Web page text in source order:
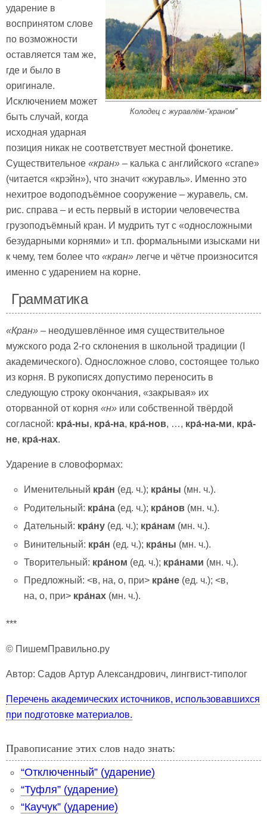
Колодец с журавлём-“краном”
ударение в
воспринятом слове
по возможности
оставляется там же,
где и было в
оригинале.
Исключением может
быть случай, когда
исходная ударная
позиция никак не соответствует местной фонетике.
Существительное «кран» – калька с английского «crane»
(читается «крэйн»), что значит «журавль». Именно это
нехитрое водоподъёмное сооружение – журавель, см.
рис. справа – и есть первый в истории человечества
грузоподъёмный кран. И мудрить тут с «односложными
безударными корнями» и т.п. формальными изысками ни
к чему, тем более что «кран» легче и чётче произносится
именно с ударением на корне.
Грамматика
«Кран» – неодушевлённое имя существительное
мужского рода 2-го склонения в школьной традиции (I
академического). Односложное слово, состоящее только
из корня. В рукописях допустимо переносить в
следующую строку окончания, «закрывая» их
оторванной от корня «н» или собственной твёрдой
согласной: кра́-ны, кра́-на, кра́-нов, …, кра́-на-ми, кра́-
не, кра́-нах.
Ударение в словоформах:
Именительный кра́н (ед. ч.); кра́ны (мн. ч.).
Родительный: кра́на (ед. ч.); кра́нов (мн. ч.).
Дательный: кра́ну (ед. ч.); кра́нам (мн. ч.).
Винительный: кра́н (ед. ч.); кра́ны (мн. ч.).
Творительный: кра́ном (ед. ч.); кра́нами (мн. ч.).
Предложный: <в, на, о, при> кра́не (ед. ч.); <в,
на, о, при> кра́нах (мн. ч.).
***
© ПишемПравильно.ру
Автор: Садов Артур Александрович, лингвист-типолог
Перечень академических источников, использовавшихся
при подготовке материалов.
Правописание этих слов надо знать:
“Отключенный” (ударение)
“Туфля” (ударение)
“Каучук” (ударение)